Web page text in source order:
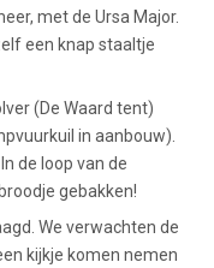
met de Ursa Major.
een knap staaltje
(De Waard tent)
in aanbouw).
de loop van de
gebakken!
We verwachten de
kijkje komen nemen